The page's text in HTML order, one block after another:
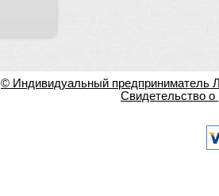
© Индивидуальный предприниматель
Свидетельство